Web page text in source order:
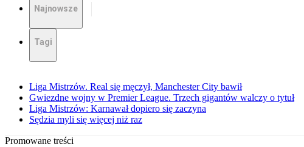
Najnowsze
Tagi
Liga Mistrzów. Real się męczył, Manchester City bawił
Gwiezdne wojny w Premier League. Trzech gigantów walczy o tytuł
Liga Mistrzów: Karnawał dopiero się zaczyna
Sędzia myli się więcej niż raz
Promowane treści